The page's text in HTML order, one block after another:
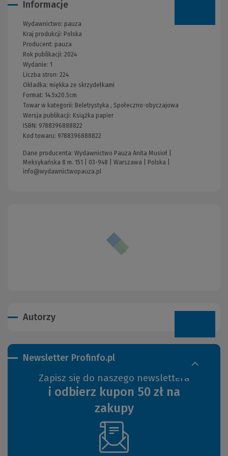
Informacje
Wydawnictwo: pauza
Kraj produkcji: Polska
Producent: pauza
Rok publikacji: 2024
Wydanie: 1
Liczba stron: 224
Okładka: miękka ze skrzydełkami
Format: 14.5x20.5cm
Towar w kategorii: Beletrystyka , Społeczno-obyczajowa
Wersja publikacji: Książka papier
ISBN: 9788396888822
Kod towaru: 9788396888822
Dane producenta: Wydawnictwo Pauza Anita Musioł |
Meksykańska 8 m. 151 | 03-948 | Warszawa | Polska |
info@wydawnictwopauza.pl
Autorzy
Newsletter Profinfo.pl
Zapisz się do naszego newslettera
i odbierz kupon 50 zł na
zakupy
(Nowe
okno)